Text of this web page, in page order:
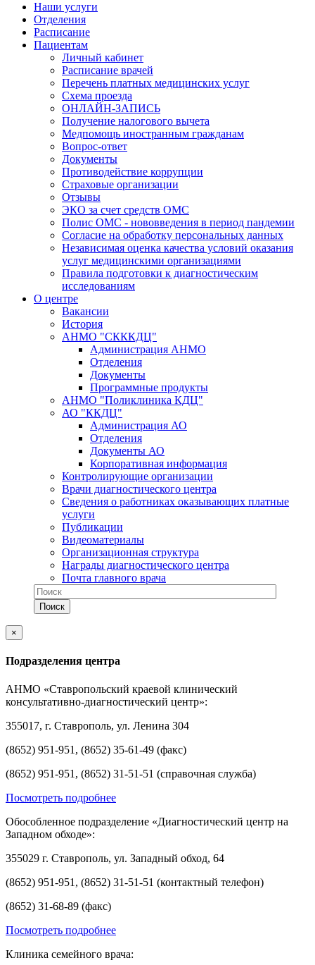
Наши услуги
Отделения
Расписание
Пациентам
Личный кабинет
Расписание врачей
Перечень платных медицинских услуг
Схема проезда
ОНЛАЙН-ЗАПИСЬ
Получение налогового вычета
Медпомощь иностранным гражданам
Вопрос-ответ
Документы
Противодействие коррупции
Страховые организации
Отзывы
ЭКО за счет средств ОМС
Полис ОМС - нововведения в период пандемии
Согласие на обработку персональных данных
Независимая оценка качества условий оказания
услуг медицинскими организациями
Правила подготовки к диагностическим
исследованиям
О центре
Вакансии
История
АНМО "СКККДЦ"
Администрация АНМО
Отделения
Документы
Программные продукты
АНМО "Поликлиника КДЦ"
АО "ККДЦ"
Администрация АО
Отделения
Документы АО
Корпоративная информация
Контролирующие организации
Врачи диагностического центра
Сведения о работниках оказывающих платные
услуги
Публикации
Видеоматериалы
Организационная структура
Награды диагностического центра
Почта главного врача
×
Подразделения центра
АНМО «Ставропольский краевой клинический
консультативно-диагностический центр»:
355017, г. Ставрополь, ул. Ленина 304
(8652) 951-951, (8652) 35-61-49 (факс)
(8652) 951-951, (8652) 31-51-51 (справочная служба)
Посмотреть подробнее
Обособленное подразделение «Диагностический центр на
Западном обходе»:
355029 г. Ставрополь, ул. Западный обход, 64
(8652) 951-951, (8652) 31-51-51 (контактный телефон)
(8652) 31-68-89 (факс)
Посмотреть подробнее
Клиника семейного врача: